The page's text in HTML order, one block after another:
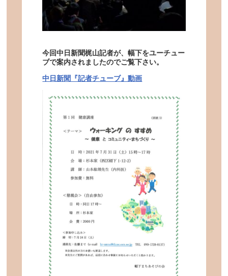
今回中日新聞梶山記者が、幅下をユーチュー
ブで案内されましたのでご覧下さい。
中日新聞『記者チューブ』動画